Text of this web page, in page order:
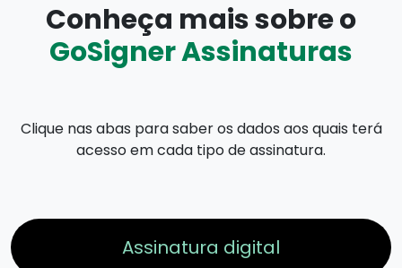
Conheça mais sobre o
GoSigner Assinaturas
Clique nas abas para saber os dados aos quais terá
acesso em cada tipo de assinatura.
Assinatura digital